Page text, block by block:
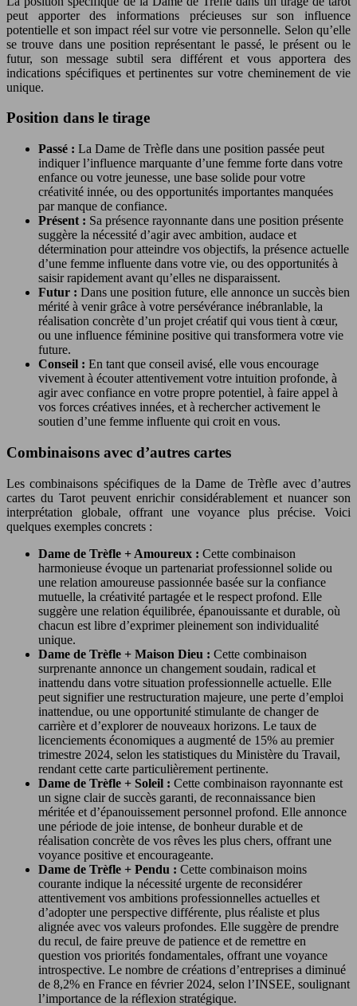
peut apporter des informations précieuses sur son influence
potentielle et son impact réel sur votre vie personnelle. Selon qu’elle
se trouve dans une position représentant le passé, le présent ou le
futur, son message subtil sera différent et vous apportera des
indications spécifiques et pertinentes sur votre cheminement de vie
unique.
Position dans le tirage
Passé : La Dame de Trèfle dans une position passée peut
indiquer l’influence marquante d’une femme forte dans votre
enfance ou votre jeunesse, une base solide pour votre
créativité innée, ou des opportunités importantes manquées
par manque de confiance.
Présent : Sa présence rayonnante dans une position présente
suggère la nécessité d’agir avec ambition, audace et
détermination pour atteindre vos objectifs, la présence actuelle
d’une femme influente dans votre vie, ou des opportunités à
saisir rapidement avant qu’elles ne disparaissent.
Futur : Dans une position future, elle annonce un succès bien
mérité à venir grâce à votre persévérance inébranlable, la
réalisation concrète d’un projet créatif qui vous tient à cœur,
ou une influence féminine positive qui transformera votre vie
future.
Conseil : En tant que conseil avisé, elle vous encourage
vivement à écouter attentivement votre intuition profonde, à
agir avec confiance en votre propre potentiel, à faire appel à
vos forces créatives innées, et à rechercher activement le
soutien d’une femme influente qui croit en vous.
Combinaisons avec d’autres cartes
Les combinaisons spécifiques de la Dame de Trèfle avec d’autres
cartes du Tarot peuvent enrichir considérablement et nuancer son
interprétation globale, offrant une voyance plus précise. Voici
quelques exemples concrets :
Dame de Trèfle + Amoureux : Cette combinaison
harmonieuse évoque un partenariat professionnel solide ou
une relation amoureuse passionnée basée sur la confiance
mutuelle, la créativité partagée et le respect profond. Elle
suggère une relation équilibrée, épanouissante et durable, où
chacun est libre d’exprimer pleinement son individualité
unique.
Dame de Trèfle + Maison Dieu : Cette combinaison
surprenante annonce un changement soudain, radical et
inattendu dans votre situation professionnelle actuelle. Elle
peut signifier une restructuration majeure, une perte d’emploi
inattendue, ou une opportunité stimulante de changer de
carrière et d’explorer de nouveaux horizons. Le taux de
licenciements économiques a augmenté de 15% au premier
trimestre 2024, selon les statistiques du Ministère du Travail,
rendant cette carte particulièrement pertinente.
Dame de Trèfle + Soleil : Cette combinaison rayonnante est
un signe clair de succès garanti, de reconnaissance bien
méritée et d’épanouissement personnel profond. Elle annonce
une période de joie intense, de bonheur durable et de
réalisation concrète de vos rêves les plus chers, offrant une
voyance positive et encourageante.
Dame de Trèfle + Pendu : Cette combinaison moins
courante indique la nécessité urgente de reconsidérer
attentivement vos ambitions professionnelles actuelles et
d’adopter une perspective différente, plus réaliste et plus
alignée avec vos valeurs profondes. Elle suggère de prendre
du recul, de faire preuve de patience et de remettre en
question vos priorités fondamentales, offrant une voyance
introspective. Le nombre de créations d’entreprises a diminué
de 8,2% en France en février 2024, selon l’INSEE, soulignant
l’importance de la réflexion stratégique.